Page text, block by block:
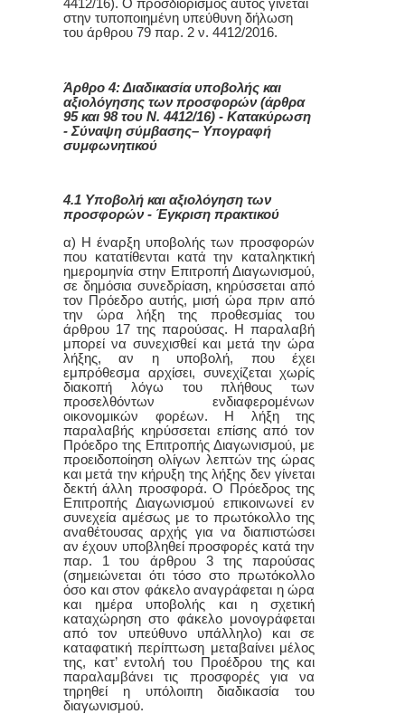
4412/16). Ο προσδιορισμός αυτός γίνεται
στην τυποποιημένη υπεύθυνη δήλωση
του άρθρου 79 παρ. 2 ν. 4412/2016.
Άρθρο 4: Διαδικασία υποβολής και
αξιολόγησης των προσφορών (άρθρα
95 και 98 του Ν. 4412/16) - Κατακύρωση
- Σύναψη σύμβασης– Υπογραφή
συμφωνητικού
4.1 Υποβολή και αξιολόγηση των
προσφορών - Έγκριση πρακτικού
α) Η έναρξη υποβολής των προσφορών
που κατατίθενται κατά την καταληκτική
ημερομηνία στην Επιτροπή Διαγωνισμού,
σε δημόσια συνεδρίαση, κηρύσσεται από
τον Πρόεδρο αυτής, μισή ώρα πριν από
την ώρα λήξη της προθεσμίας του
άρθρου 17 της παρούσας. Η παραλαβή
μπορεί να συνεχισθεί και μετά την ώρα
λήξης, αν η υποβολή, που έχει
εμπρόθεσμα αρχίσει, συνεχίζεται χωρίς
διακοπή λόγω του πλήθους των
προσελθόντων ενδιαφερομένων
οικονομικών φορέων. Η λήξη της
παραλαβής κηρύσσεται επίσης από τον
Πρόεδρο της Επιτροπής Διαγωνισμού, με
προειδοποίηση ολίγων λεπτών της ώρας
και μετά την κήρυξη της λήξης δεν γίνεται
δεκτή άλλη προσφορά. Ο Πρόεδρος της
Επιτροπής Διαγωνισμού επικοινωνεί εν
συνεχεία αμέσως με το πρωτόκολλο της
αναθέτουσας αρχής για να διαπιστώσει
αν έχουν υποβληθεί προσφορές κατά την
παρ. 1 του άρθρου 3 της παρούσας
(σημειώνεται ότι τόσο στο πρωτόκολλο
όσο και στον φάκελο αναγράφεται η ώρα
και ημέρα υποβολής και η σχετική
καταχώρηση στο φάκελο μονογράφεται
από τον υπεύθυνο υπάλληλο) και σε
καταφατική περίπτωση μεταβαίνει μέλος
της, κατ’ εντολή του Προέδρου της και
παραλαμβάνει τις προσφορές για να
τηρηθεί η υπόλοιπη διαδικασία του
διαγωνισμού.